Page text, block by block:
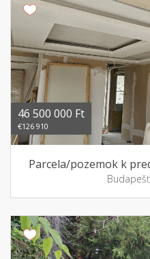
46 500 000 Ft
€126 910
Parcela/pozemok k